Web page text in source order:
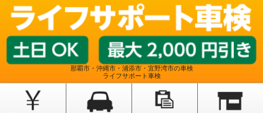
那覇市・沖縄市・浦添市・宜野湾市の車検
ライフサポート車検